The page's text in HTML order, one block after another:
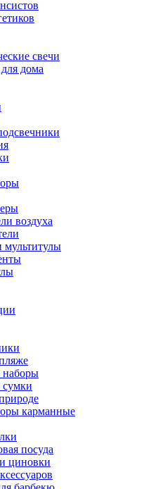
свечи
дома
воздуха
карманные
посуда
циновки